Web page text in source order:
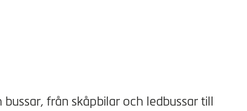
från skåpbilar och ledbussar till